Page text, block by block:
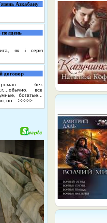
Азкабану
як і серія
договор
без
все
богатые...
но... >>>>>